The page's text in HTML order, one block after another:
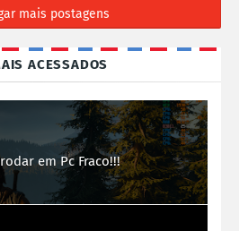
mais postagens
ACESSADOS
em Pc Fraco!!!